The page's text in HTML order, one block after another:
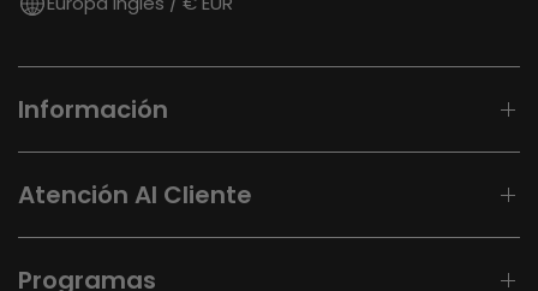
Información
Atención Al Cliente
Programas